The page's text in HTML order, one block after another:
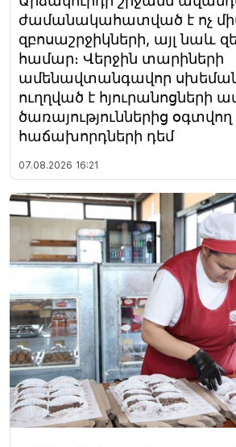
ժամանակահատված է ոչ
զբոսաշրջիկների, այլ նաև
համար։ Վերջին տարիների
ամենավտանգավոր
ուղղված է հյուրանոցների
ծառայություններից օգտվող
հաճախորդների դեմ
07.08.2026 16:21